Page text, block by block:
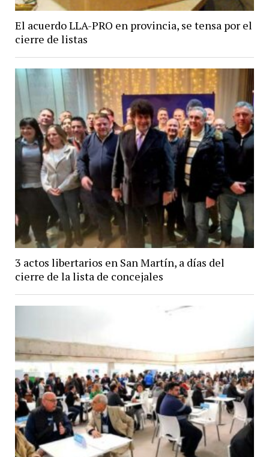
El acuerdo LLA-PRO en provincia, se tensa por el
cierre de listas
3 actos libertarios en San Martín, a días del
cierre de la lista de concejales